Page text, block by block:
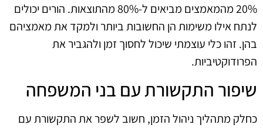
20% מהמאמצים מביאים ל-80% מהתוצאות. הורים יכולים
לנתח אילו משימות הן החשובות ביותר ולמקד את מאמציהם
בהן. זהו כלי עוצמתי שיכול לחסוך זמן ולהגביר את
הפרודוקטיביות.
שיפור התקשורת עם בני המשפחה
כחלק מתהליך ניהול הזמן, חשוב לשפר את התקשורת עם